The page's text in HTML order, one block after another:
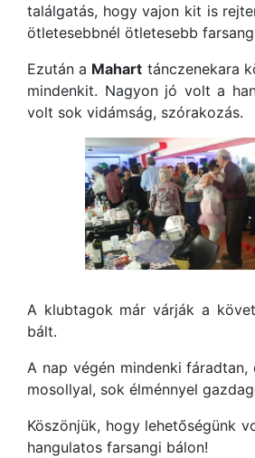
találgatás, hogy vajon kit is
ötletesebbnél ötletesebb
Ezután a Mahart tánczenekara
mindenkit. Nagyon jó volt a
volt sok vidámság, szórakozás.
A klubtagok már várják a
bált.
A nap végén mindenki fáradtan,
mosollyal, sok élménnyel
Köszönjük, hogy lehetőségünk
hangulatos farsangi bálon!